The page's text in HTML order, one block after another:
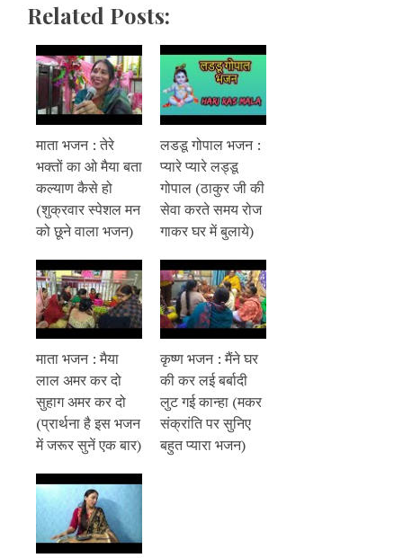
Related Posts:
माता भजन : तेरे
भक्तों का ओ मैया बता
कल्याण कैसे हो
(शुक्रवार स्पेशल मन
को छूने वाला भजन)
लडडू गोपाल भजन :
प्यारे प्यारे लड्डू
गोपाल (ठाकुर जी की
सेवा करते समय रोज
गाकर घर में बुलाये)
माता भजन : मैया
लाल अमर कर दो
सुहाग अमर कर दो
(प्रार्थना है इस भजन
में जरूर सुनें एक बार)
कृष्ण भजन : मैंने घर
की कर लई बर्बादी
लुट गई कान्हा (मकर
संक्रांति पर सुनिए
बहुत प्यारा भजन)